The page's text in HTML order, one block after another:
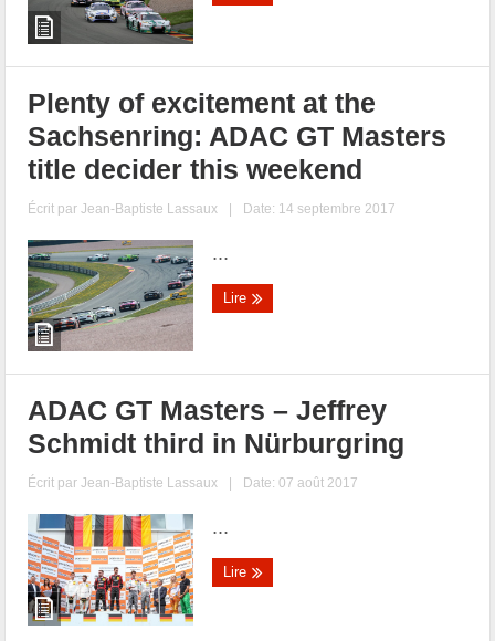
Plenty of excitement at the
Sachsenring: ADAC GT Masters
title decider this weekend
Écrit parJean-Baptiste Lassaux | Date: 14 septembre 2017
...
Lire
ADAC GT Masters – Jeffrey
Schmidt third in Nürburgring
Écrit parJean-Baptiste Lassaux | Date: 07 août 2017
...
Lire